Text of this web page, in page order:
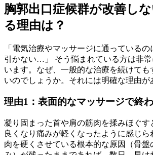
胸郭出口症候群が改善し
る理由は？
「電気治療やマッサージに通っている
引かない…」 そう悩まれている方は非
います。なぜ、一般的な治療を続けても
いのでしょうか。それには明確な理由が
理由1：表面的なマッサージで終
凝り固まった首や肩の筋肉を揉みほぐす
良くなり痛みが軽くなったように感じ
肉を硬くさせている根本的な原因（骨盤